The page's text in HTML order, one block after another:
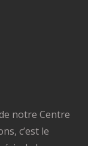
notre Centre
c’est le